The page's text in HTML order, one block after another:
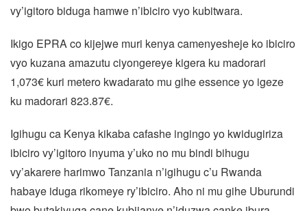
vy’igitoro biduga hamwe n’ibiciro vyo kubitwara.
Ikigo EPRA co kijejwe muri kenya camenyesheje ko ibiciro
vyo kuzana amazutu ciyongereye kigera ku madorari
1,073€ kuri metero kwadarato mu gihe essence yo igeze
ku madorari 823.87€.
Igihugu ca Kenya kikaba cafashe ingingo yo kwidugiriza
ibiciro vy’igitoro inyuma y’uko no mu bindi bihugu
vy’akarere harimwo Tanzania n’igihugu c’u Rwanda
habaye iduga rikomeye ry’ibiciro. Aho ni mu gihe Uburundi